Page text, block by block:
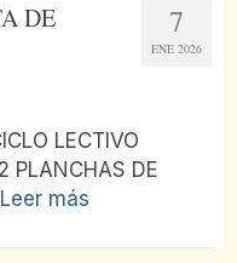
7
ENE 2026
DE
LECTIVO
DE
Leer más